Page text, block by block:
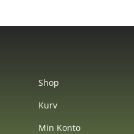
Shop
Kurv
Min Konto